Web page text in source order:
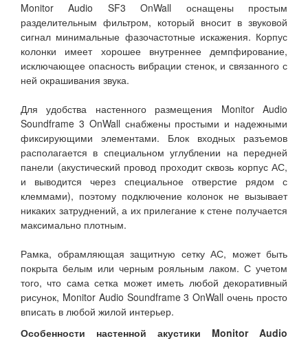
Monitor Audio SF3 OnWall оснащены простым
разделительным фильтром, который вносит в звуковой
сигнал минимальные фазочастотные искажения. Корпус
колонки имеет хорошее внутреннее демпфирование,
исключающее опасность вибрации стенок, и связанного с
ней окрашивания звука.
Для удобства настенного размещения Monitor Audio
Soundframe 3 OnWall снабжены простыми и надежными
фиксирующими элементами. Блок входных разъемов
располагается в специальном углублении на передней
панели (акустический провод проходит сквозь корпус АС,
и выводится через специальное отверстие рядом с
клеммами), поэтому подключение колонок не вызывает
никаких затруднений, а их прилегание к стене получается
максимально плотным.
Рамка, обрамляющая защитную сетку АС, может быть
покрыта белым или черным рояльным лаком. С учетом
того, что сама сетка может иметь любой декоративный
рисунок, Monitor Audio Soundframe 3 OnWall очень просто
вписать в любой жилой интерьер.
Особенности настенной акустики Monitor Audio